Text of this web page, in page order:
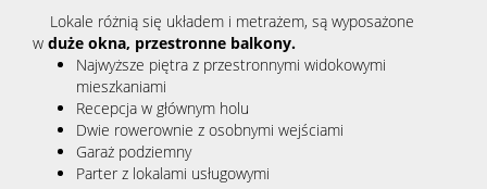
Lokale różnią się układem i metrażem, są wyposażone
w duże okna, przestronne balkony.
Najwyższe piętra z przestronnymi widokowymi
mieszkaniami
Recepcja w głównym holu
Dwie rowerownie z osobnymi wejściami
Garaż podziemny
Parter z lokalami usługowymi